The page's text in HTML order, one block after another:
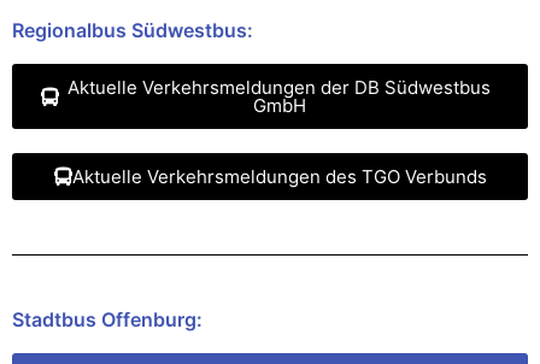
Regionalbus Südwestbus:
Aktuelle Verkehrsmeldungen der DB Südwestbus
GmbH
Aktuelle Verkehrsmeldungen des TGO Verbunds
Stadtbus Offenburg: